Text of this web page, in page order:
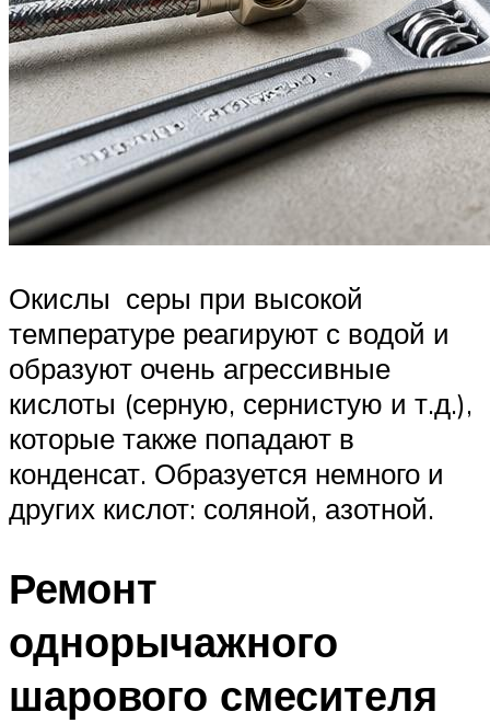
Окислы серы при высокой
температуре реагируют с водой и
образуют очень агрессивные
кислоты (серную, сернистую и т.д.),
которые также попадают в
конденсат. Образуется немного и
других кислот: соляной, азотной.
Ремонт
однорычажного
шарового смесителя